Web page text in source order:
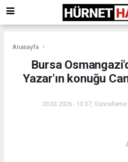
Anasayfa
Bursa
Yazar'ın konuğu
03.03.2026 - 13:37,